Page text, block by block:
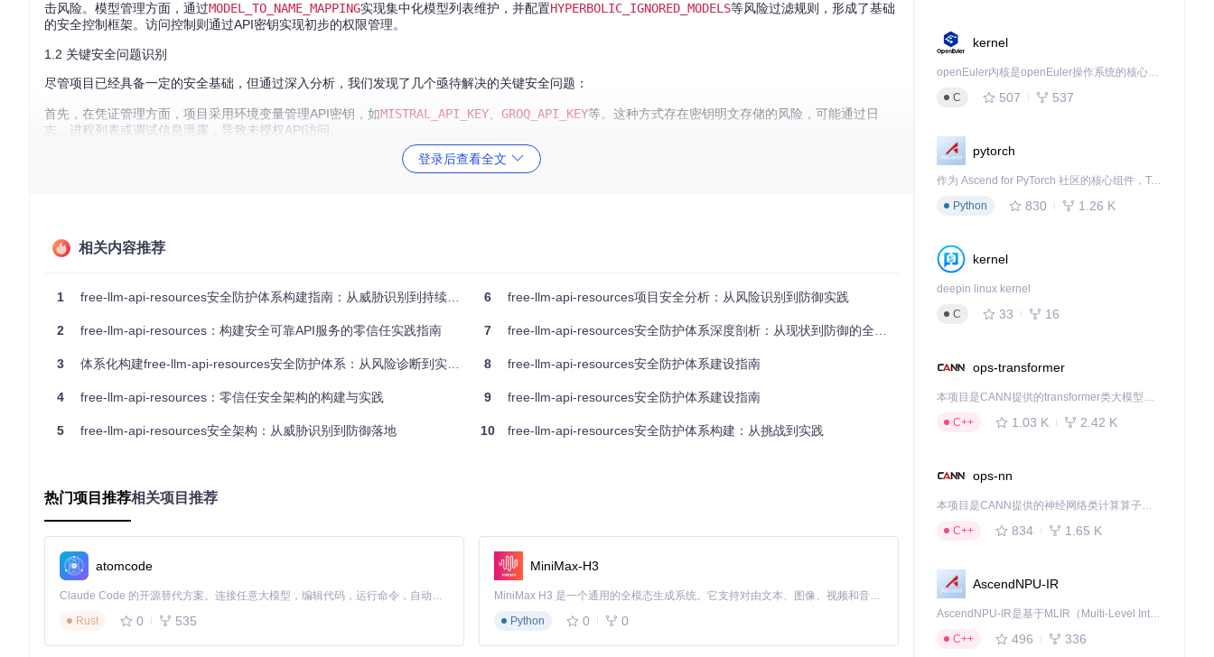
击风险。模型管理方面，通过MODEL_TO_NAME_MAPPING实现集中化模型列表维护，并配置HYPERBOLIC_IGNORED_MODELS等风险过滤规则，形成了基础
的安全控制框架。访问控制则通过API密钥实现初步的权限管理。
1.2 关键安全问题识别
尽管项目已经具备一定的安全基础，但通过深入分析，我们发现了几个亟待解决的关键安全问题：
首先，在凭证管理方面，项目采用环境变量管理API密钥，如MISTRAL_API_KEY GROQ_API_KEY等。这种方式存在密钥明文存储的风险，可能通过日
志、进程列表或调试信息泄露，导致未授权API访问。
其次，在数据处理方面，文件上传功能存在完整性校验缺失的问题。缺乏有效的文件验证机制，无法确保传输内容未被篡改，可能导致恶意代码注入或数
二、风险解析：威胁向量的深度剖析
2.1 凭证管理威胁
凭证管理是API安全的第一道防线，也是最容易出现漏洞的环节。近年来，因密钥泄露导致的安全事件屡见不鲜。例如，某知名云服务提供商曾因员工将A
PI密钥误提交至公共代码仓库，导致攻击者利用该密钥访问并窃取了大量用户数据。
在free-llm-api-resources项目中，凭证管理面临三大威胁：密钥明文存储风险、权限过度集中和静态密钥生命周期。这些问题不仅可能导致未授权访问，
还会在密钥泄露时造成严重的安全后果。
free-llm-api-resources项目在文件上传等数据处理流程中缺乏必要的安全控制，如完整性校验、输入验证等，存在数据被篡改或注入恶意内容的风险。
2.3 模型管理威胁
随着AI模型的快速迭代，模型安全已成为新的安全挑战。2024年，某开源LLM模型被发现存在严重的安全漏洞，可能被用于生成有害内容。然而，由于模
型更新机制的滞后，该漏洞在发现后未能及时修复，造成了不良影响。
free-llm-api-resources项目在模型管理方面存在的人工更新延迟、静态限制策略和缺乏风险分级等问题，使得平台难以应对快速变化的模型安全威胁。
登录后查看全文
相关内容推荐
1 free-llm-api-resources安全防护体系构建指南：从威胁识别到持续运营
2 free-llm-api-resources：构建安全可靠API服务的零信任实践指南
3 体系化构建free-llm-api-resources安全防护体系：从风险诊断到实战落地
4 free-llm-api-resources：零信任安全架构的构建与实践
5 free-llm-api-resources安全架构：从威胁识别到防御落地
6 free-llm-api-resources项目安全分析：从风险识别到防御实践
7 free-llm-api-resources安全防护体系深度剖析：从现状到防御的全面升级
8 free-llm-api-resources安全防护体系建设指南
9 free-llm-api-resources安全防护体系建设指南
10 free-llm-api-resources安全防护体系构建：从挑战到实践
热门项目推荐相关项目推荐
atomcode
Claude Code 的开源替代方案。连接任意大模型，编辑代码，运行命令，自动验证 — 全自动执行。用 Rust 构建，极致性能。 ｜ An open-source alternative to Claude Code. Connect any LLM, edit code, run commands, and verify changes — autonomously. Built in Rust for speed. Get Started
Rust
0 535
MiniMax-H3
MiniMax H3 是一个通用的全模态生成系统。它支持对由文本、图像、视频和音频组成的多模态上下文进行统一理解，并能生成分辨率高达 2K、时长可达 15 秒的带原生立体声音频的视频。得益于面向任务泛化的系统设计，H3 在预训练阶段就已具备广泛的多模态上下文理解与生成能力，能够出色地执行复杂的多模态指令。
Python
0 0
kernel
openEuler内核是openEuler操作系统的核心，既是系统性能与稳定性的基石，也是连接处理器、设备与服务的桥梁。
C
507 537
pytorch
作为 Ascend for PyTorch 社区的核心组件，TorchNPU 是昇腾专为 PyTorch 打造的深度学习适配插件，使 PyTorch 框架能够直接调用昇腾 NPU，为开发者提供昇腾 AI 处理器的超强算力。
Python
830 1.26 K
kernel
deepin linux kernel
C
33 16
ops-transformer
本项目是CANN提供的transformer类大模型算子库，实现网络在NPU上加速计算。
C++
1.03 K 2.42 K
ops-nn
本项目是CANN提供的神经网络类计算算子库，实现网络在NPU上加速计算。
C++
834 1.65 K
AscendNPU-IR
AscendNPU-IR是基于MLIR（Multi-Level Intermediate Representation）构建的，面向昇腾亲和算子编译时使用的中间表示，提供昇腾完备表达能力，通过编译优化提升昇腾AI处理器计算效率，支持通过生态框架使能昇腾AI处理器与深度调优
C++
496 336